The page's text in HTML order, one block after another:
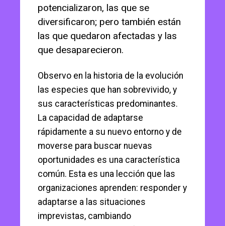
potencializaron, las que se
diversificaron; pero también están
las que quedaron afectadas y las
que desaparecieron.
Observo en la historia de la evolución
las especies que han sobrevivido, y
sus características predominantes.
La capacidad de adaptarse
rápidamente a su nuevo entorno y de
moverse para buscar nuevas
oportunidades es una característica
común. Esta es una lección que las
organizaciones aprenden: responder y
adaptarse a las situaciones
imprevistas, cambiando